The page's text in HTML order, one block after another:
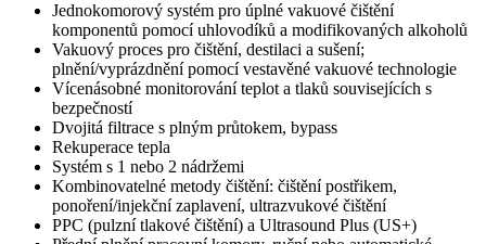
Jednokomorový systém pro úplné vakuové čištění
komponentů pomocí uhlovodíků a modifikovaných alkoholů
Vakuový proces pro čištění, destilaci a sušení;
plnění/vyprázdnění pomocí vestavěné vakuové technologie
Vícenásobné monitorování teplot a tlaků souvisejících s
bezpečností
Dvojitá filtrace s plným průtokem, bypass
Rekuperace tepla
Systém s 1 nebo 2 nádržemi
Kombinovatelné metody čištění: čištění postřikem,
ponoření/injekční zaplavení, ultrazvukové čištění
PPC (pulzní tlakové čištění) a Ultrasound Plus (US+)